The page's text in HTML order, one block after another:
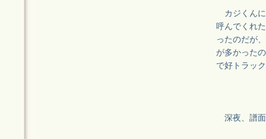
カジくんに
呼んでくれ
ったのだが
が多かった
で好トラッ
深夜、譜